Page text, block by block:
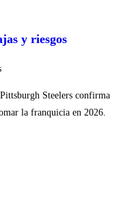
y riesgos
Steelers confirma
la franquicia en 2026.